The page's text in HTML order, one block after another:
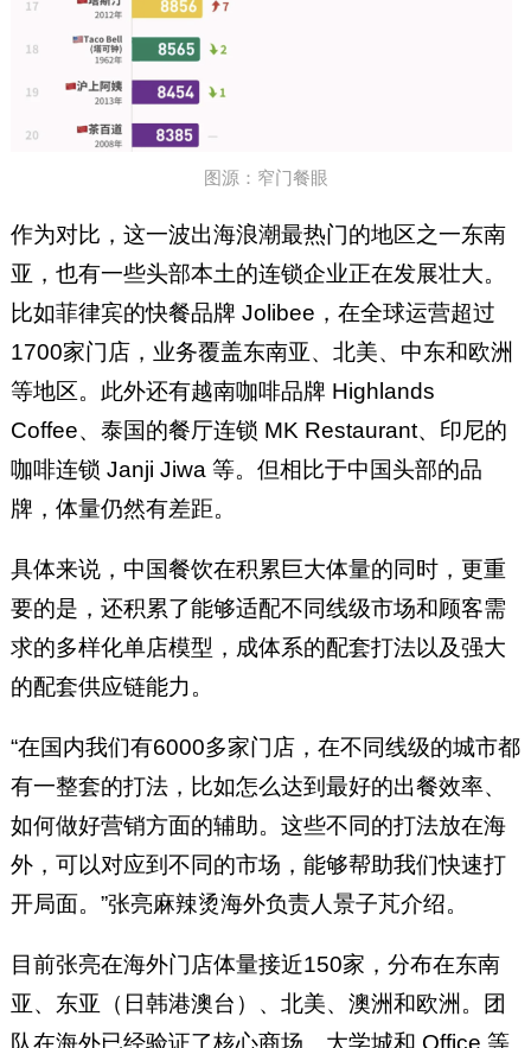
图源：窄门餐眼
作为对比，这一波出海浪潮最热门的地区之一东南
亚，也有一些头部本土的连锁企业正在发展壮大。
比如菲律宾的快餐品牌 Jolibee，在全球运营超过
1700家门店，业务覆盖东南亚、北美、中东和欧洲
等地区。此外还有越南咖啡品牌 Highlands
Coffee、泰国的餐厅连锁 MK Restaurant、印尼的
咖啡连锁 Janji Jiwa 等。但相比于中国头部的品
牌，体量仍然有差距。
具体来说，中国餐饮在积累巨大体量的同时，更重
要的是，还积累了能够适配不同线级市场和顾客需
求的多样化单店模型，成体系的配套打法以及强大
的配套供应链能力。
“在国内我们有6000多家门店，在不同线级的城市都
有一整套的打法，比如怎么达到最好的出餐效率、
如何做好营销方面的辅助。这些不同的打法放在海
外，可以对应到不同的市场，能够帮助我们快速打
开局面。”张亮麻辣烫海外负责人景子芃介绍。
目前张亮在海外门店体量接近150家，分布在东南
亚、东亚（日韩港澳台）、北美、澳洲和欧洲。团
队在海外已经验证了核心商场、大学城和 Office 等